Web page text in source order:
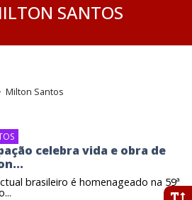
SANTOS
Milton Santos
celebra vida e obra de
brasileiro é homenageado na 59ª